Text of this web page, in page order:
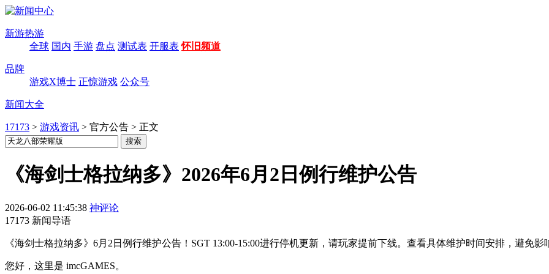
新游热游
全球 国内 手游 盘点 测试表 开服表 怀旧频道
品牌
游戏X博士 正惊游戏 公众号
新闻大全
17173 > 游戏资讯 > 官方公告 > 正文
《海剑士格拉纳多》2026年6月2日例行维护公告
2026-06-02 11:45:38 神评论
17173 新闻导语
《海剑士格拉纳多》6月2日例行维护公告！SGT 13:00-15:00进行停机更新，请玩家提前下线。查看具体维护时间安排，避免影
您好，这里是 imcGAMES。